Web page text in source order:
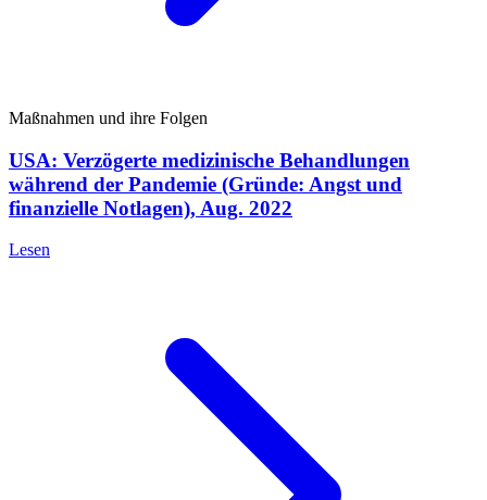
Maßnahmen und ihre Folgen
USA: Verzögerte medizinische Behandlungen
während der Pandemie (Gründe: Angst und
finanzielle Notlagen), Aug. 2022
Lesen